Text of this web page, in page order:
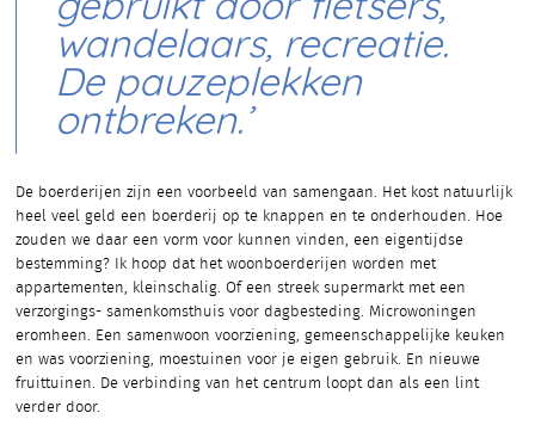
gebruikt door fietsers,
wandelaars, recreatie.
De pauzeplekken
ontbreken.’
De boerderijen zijn een voorbeeld van samengaan. Het kost natuurlijk
heel veel geld een boerderij op te knappen en te onderhouden. Hoe
zouden we daar een vorm voor kunnen vinden, een eigentijdse
bestemming? Ik hoop dat het woonboerderijen worden met
appartementen, kleinschalig. Of een streek supermarkt met een
verzorgings- samenkomsthuis voor dagbesteding. Microwoningen
eromheen. Een samenwoon voorziening, gemeenschappelijke keuken
en was voorziening, moestuinen voor je eigen gebruik. En nieuwe
fruittuinen. De verbinding van het centrum loopt dan als een lint
verder door.